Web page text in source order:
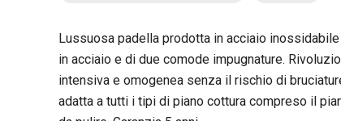
Lussuosa padella prodotta in acciaio
in acciaio e di due comode impugnature.
intensiva e omogenea senza il rischio di
adatta a tutti i tipi di piano cottura compreso il